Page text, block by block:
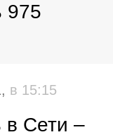
975
в 15:15
в Сети –